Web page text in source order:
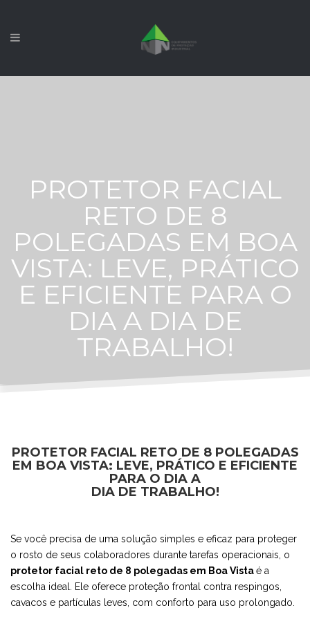
PROTETOR FACIAL
RETO DE 8
POLEGADAS EM BOA
VISTA: LEVE, PRÁTICO
E EFICIENTE PARA O
DIA A DIA DE
TRABALHO!
PROTETOR FACIAL RETO DE 8 POLEGADAS
EM BOA VISTA: LEVE, PRÁTICO E EFICIENTE
PARA O DIA A
DIA DE TRABALHO!
Se você precisa de uma solução simples e eficaz para proteger
o rosto de seus colaboradores durante tarefas operacionais, o
protetor facial reto de 8 polegadas em Boa Vistaé a
escolha ideal. Ele oferece proteção frontal contra respingos,
cavacos e partículas leves, com conforto para uso prolongado.